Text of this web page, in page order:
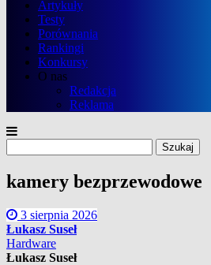
Artykuły
Testy
Porównania
Rankingi
Konkursy
O nas
Redakcja
Reklama
kamery bezprzewodowe
3 sierpnia 2026
Łukasz Suseł
Hardware
Łukasz Suseł